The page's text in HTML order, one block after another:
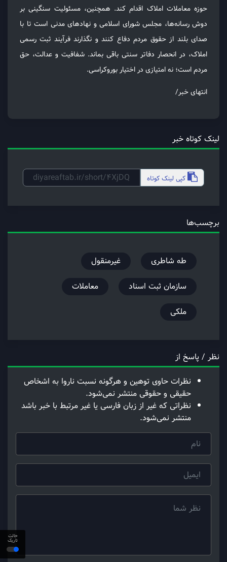
حالت
تاریک
حوزه معاملات املاک اقدام کند. همچنین، مسئولیت سنگینی بر
دوش رسانه‌ها، مجلس شورای اسلامی و نهادهای مدنی است تا با
صدای بلند از حقوق مردم دفاع کنند و نگذارند فرآیند ثبت رسمی
املاک، در انحصار دفاتر سنتی باقی بماند. شفافیت و عدالت، حق
مردم است؛ نه امتیازی در اختیار بوروکراسی.
انتهای خبر/
لینک کوتاه خبر
کپی لینک کوتاه
برچسب‌ها
طه شاطری
غیرمنقول
سازمان ثبت اسناد
معاملات
ملکی
نظر / پاسخ از
نظرات حاوی توهین و هرگونه نسبت ناروا به اشخاص
حقیقی و حقوقی منتشر نمی‌شود.
نظراتی که غیر از زبان فارسی یا غیر مرتبط با خبر باشد
منتشر نمی‌شود.